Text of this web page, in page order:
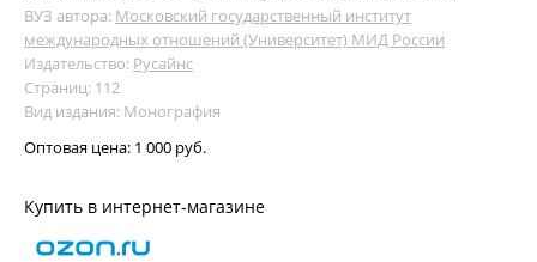
ВУЗ автора: Московский государственный институт
международных отношений (Университет) МИД России
Издательство: Русайнс
Страниц: 112
Вид издания: Монография
Оптовая цена: 1 000 руб.
Купить в интернет-магазине